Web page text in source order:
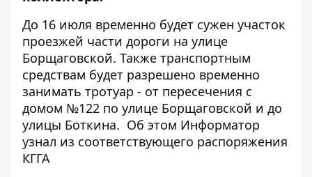
До 16 июля временно будет сужен участок
проезжей части дороги на улице
Борщаговской. Также транспортным
средствам будет разрешено временно
занимать тротуар - от пересечения с
домом №122 по улице Борщаговской и до
улицы Боткина. Об этом Информатор
узнал из соответствующего распоряжения
КГГА